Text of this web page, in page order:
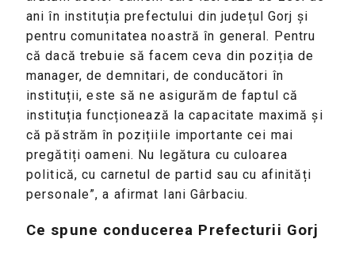
ani în instituția prefectului din județul Gorj și
pentru comunitatea noastră în general. Pentru
că dacă trebuie să facem ceva din poziția de
manager, de demnitari, de conducători în
instituții, este să ne asigurăm de faptul că
instituția funcționează la capacitate maximă și
că păstrăm în pozițiile importante cei mai
pregătiți oameni. Nu legătura cu culoarea
politică, cu carnetul de partid sau cu afinități
personale”, a afirmat Iani Gârbaciu.
Ce spune conducerea Prefecturii Gorj